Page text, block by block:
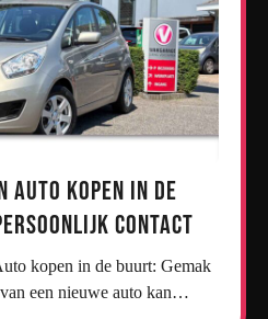
Auto Kopen in de
Contact
een nieuwe auto kan…